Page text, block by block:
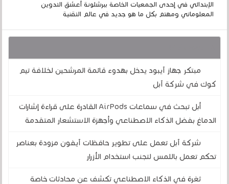
الإبتدائي في إحدى الجمعيات الخاصة ببرشلونة أعشق التدوين
المعلوماتي ومهتم بكل ما هو جديد في عالم التقنية
مبتكر جهاز آيبود يدخل بهدوء قائمة المرشحين لخلافة تيم
كوك في شركة آبل
أبل تبحث في سماعات AirPods القادرة على قراءة إشارات
الدماغ بفضل الذكاء الاصطناعي وأجهزة الاستشعار المتقدمة
شركة آبل تعمل على تطوير حافظات آيفون مزودة بعناصر
تحكم تعمل باللمس لتجنب استخدام الأزرار
ثغرة في الذكاء الاصطناعي تكشف عن محادثات خاصة